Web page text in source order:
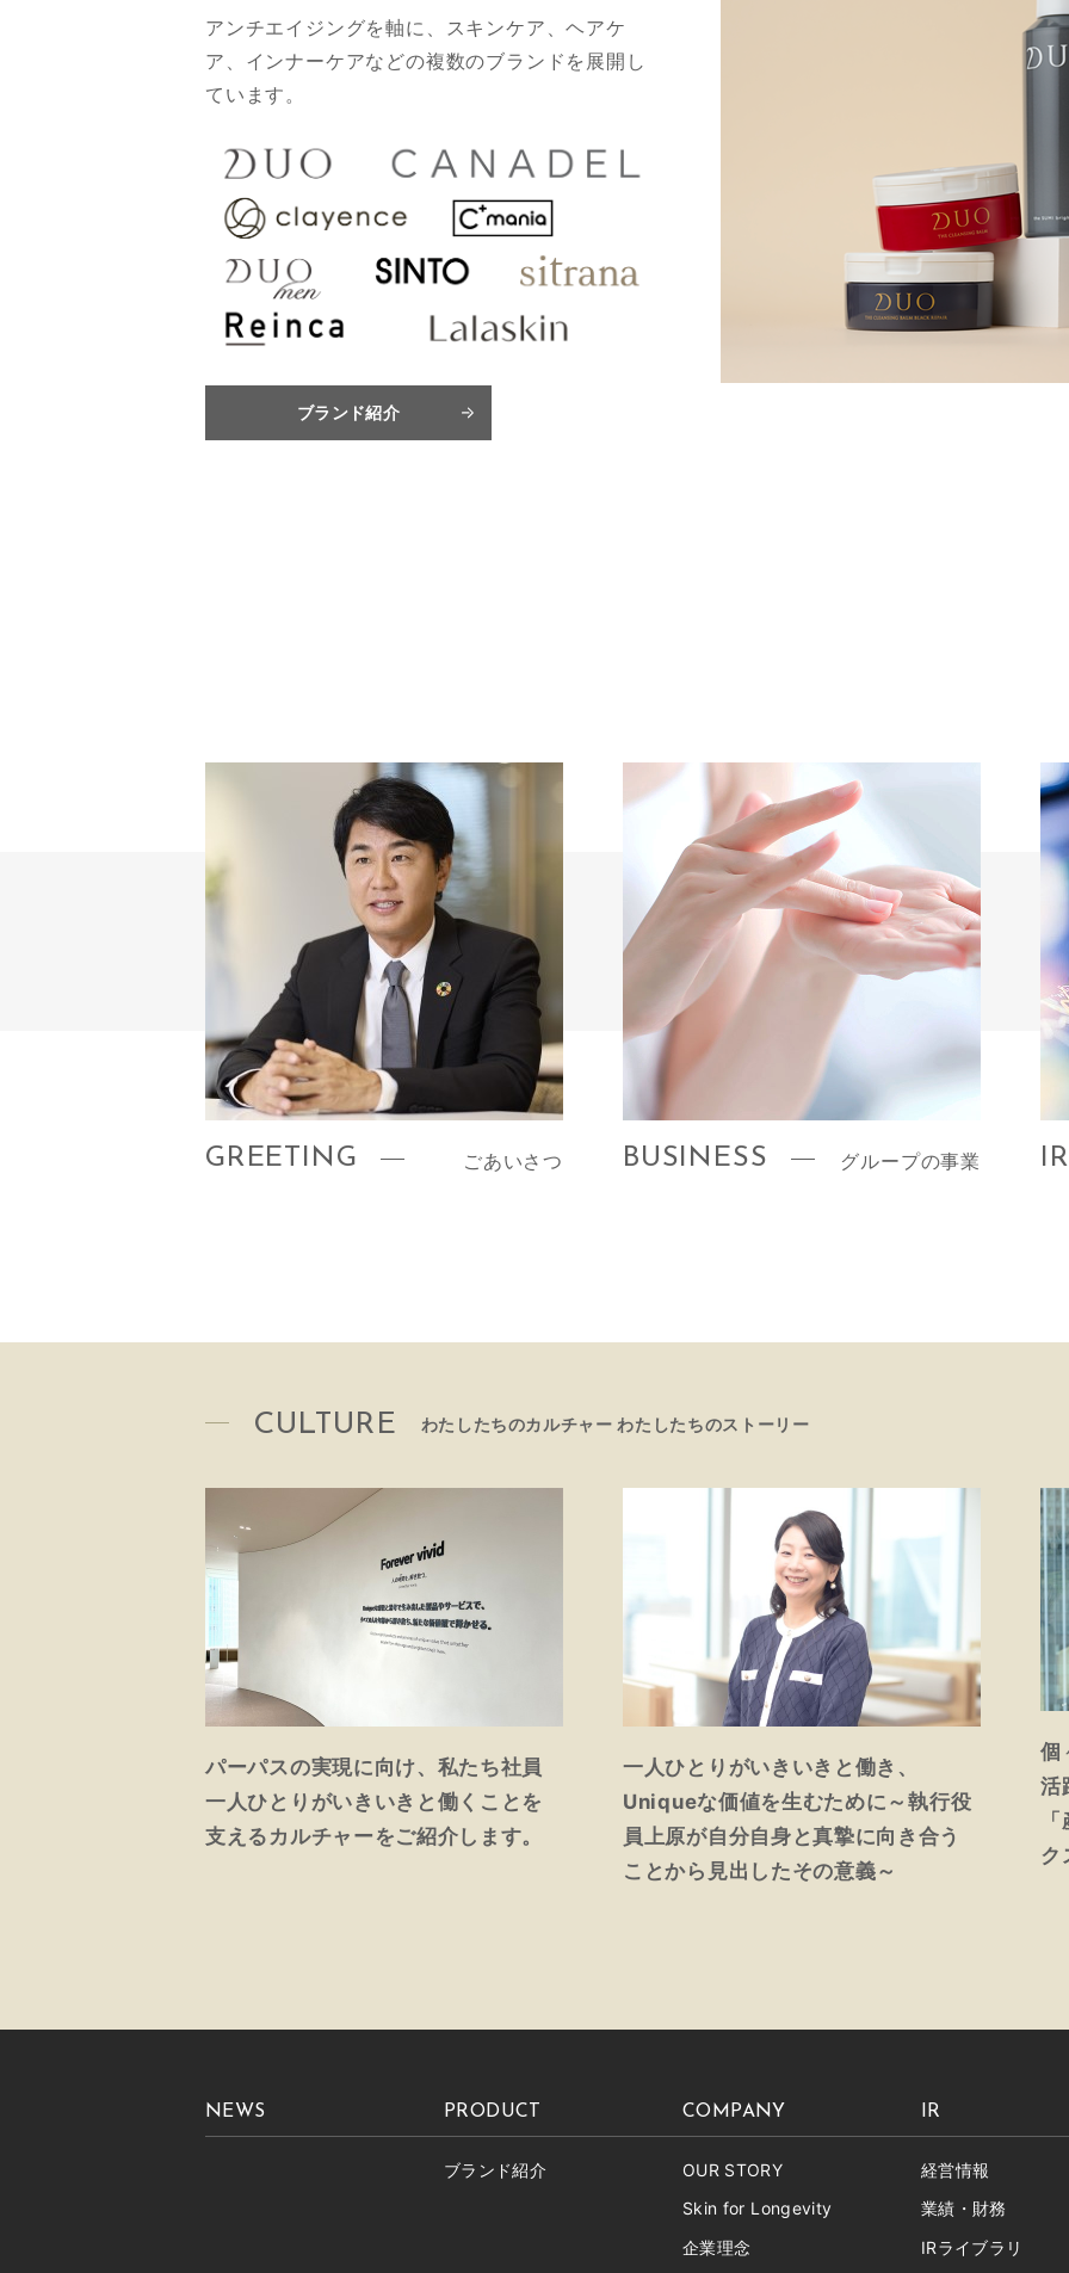
アンチエイジングを軸に、スキンケア、ヘアケ
ア、インナーケアなどの複数のブランドを展開し
ています。
ブランド紹介
GREETING ごあいさつ BUSINESS グループの事業 IR
CULTURE わたしたちのカルチャー わたしたちのストーリー
パーパスの実現に向け、私たち社員
一人ひとりがいきいきと働くことを
支えるカルチャーをご紹介します。
一人ひとりがいきいきと働き、
Uniqueな価値を生むために～執行役
員上原が自分自身と真摯に向き合う
ことから見出したその意義～
個
活
ク
NEWS PRODUCT
ブランド紹介
COMPANY
OUR STORY
Skin for Longevity
企業理念
IR
経営情報
業績・財務
IRライブラリ